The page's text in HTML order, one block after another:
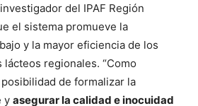
del IPAF Región
el sistema promueve la
y la mayor eficiencia de los
regionales. “Como
de formalizar la
y asegurar la calidad e inocuidad